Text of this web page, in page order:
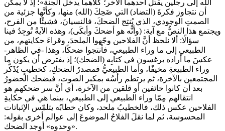
الله إلى رجلين يقتل أحدهما الآخر؛ كلاهما يدخل الجنة»؛ إذ لا يمكن
أن نتجاوز فكرةَ (التضاد) التي ضَحِكَ (الله) منها، وكأنَّها جزئية من
الصمتِ الوجودي، الذي يُنتِج الضحكَ، فالنسيانَ، فشيئًا من الفرح،
ويجتمع هذا النصُّ مع آية: (وأنًّه هو أضحكَ وأبكَى)، وهذه الآيةُ تُوجِدُ فينا
سؤالًا: ‏ألا نلحظ أنَّ الفلاحين وجّهوا الملحدَ، وقراءَ حكايتهم، من
الطبيعي إلى ما وراء الطبيعي، فأنتجوا ضحكًا، وهذا -في الظاهر-
عكسَ ما أراده برغسون في كتابِه (الضحك)؛ إذ يفترض أن يكون ما
وراء الطبيعةِ مخيفًا، وأما الطبيعيُّ فمصدرُ الضحكِ، كخطيبٍ يُذَكّر
المجتمعين بالآخرة، ثم يرتطم رأسُه بمكبر الصوت، فيضحك الحضورُ
بعد أن كانوا خائفين أو قلقين من الآخرة، أي أنَّ سر ضحكهم هو
انتقالهم مِمّا وراء الطبيعي إلى الطبيعي، بينما هي في حكايةِ
الفلاحين عكس ذلك، فالخطيبُ ملحد، وكان خطابُه يتلمّس الإثباتات
المحسوسة، ثم لما نقلَ الفلاحُ الموضوعَ إلى عوالم أخرى بقوله:
«وحدوه» أوجد الضحك.